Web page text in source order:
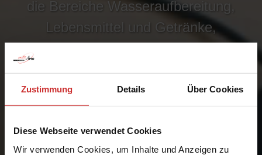
Zustimmung Details Über Cookies
Diese Webseite verwendet Cookies
Wir verwenden Cookies, um Inhalte und Anzeigen zu
die Bereiche Wasseraufbereitung,
Lebensmittel und Getränke,
Pharma, Chemie sowie
Anlagenbau.